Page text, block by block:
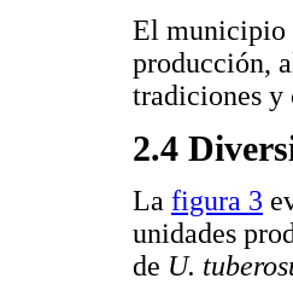
El municipio
producción,
tradiciones y
2.4
La figura 3
unidades
de U.